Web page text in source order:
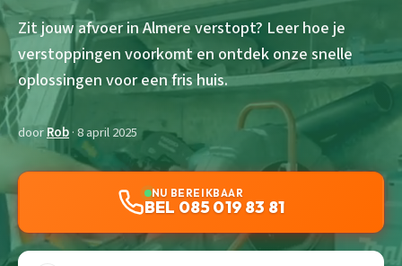
Zit jouw afvoer in Almere verstopt? Leer hoe je
verstoppingen voorkomt en ontdek onze snelle
oplossingen voor een fris huis.
doorRob· 8 april 2025
NU BEREIKBAAR
BEL 085 019 83 81